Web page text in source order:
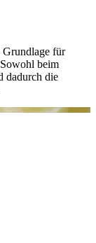
Grundlage für
beim
dadurch die